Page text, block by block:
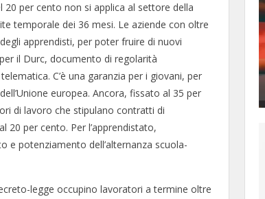
per cento non si applica al settore della
temporale dei 36 mesi. Le aziende con oltre
apprendisti, per poter fruire di nuovi
il Durc, documento di regolarità
C’è una garanzia per i giovani, per
europea. Ancora, fissato al 35 per
di lavoro che stipulano contratti di
20 per cento. Per l’apprendistato,
e potenziamento dell’alternanza scuola-
legge occupino lavoratori a termine oltre